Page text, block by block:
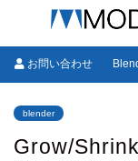
お問い合わせ
blender
Grow/